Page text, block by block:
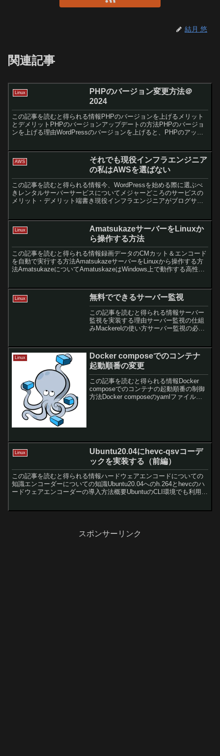
結月 悠
関連記事
Linux
PHPのバージョン変更方法＠
2024
この記事を読むと得られる情報PHPのバージョンを上げるメリット
とデメリットPHPのバージョンアップデートの方法PHPのバージョ
ンを上げる理由WordPressのバージョンを上げると、PHPのアップ
AWS
それでも現役インフラエンジニア
の私はAWSを選ばない
この記事を読むと得られる情報今、WordPressを始める際に選ぶべ
きレンタルサーバーサービスについてメジャーどころのサービスの
メリット・デメリット端書き現役インフラエンジニアがブログサー
Linux
AmatsukazeサーバーをLinuxか
ら操作する方法
この記事を読むと得られる情報録画データのCMカット＆エンコード
を自動で実行する方法AmatsukazeサーバーをLinuxから操作する方
法AmatsukazeについてAmatuskazeはWindows上で動作する高性能
Linux 無料でできるサーバー監視
この記事を読むと得られる情報サーバー
監視を実装する理由サーバー監視の仕組
みMackerelの使い方サーバー監視の必要
ーバーなりゲームサーバーでも何でも良
いのですが、サー...
Linux
Docker composeでのコンテナ
起動順番の変更
この記事を読むと得られる情報Docker
composeでのコンテナの起動順番の制御
方法Docker composeのyamlファイル変
Linux
Ubuntu20.04にhevc-qsvコーデ
ックを実装する（前編）
この記事を読むと得られる情報ハードウェアエンコードについての
知識エンコーダーについての知識Ubuntu20.04へのh.264とhevcのハ
ードウェアエンコーダーの導入方法概要UbuntuのCLI環境でも利用で
スポンサーリンク